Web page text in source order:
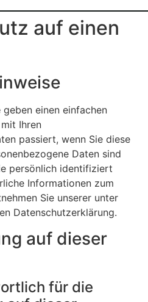
auf einen
einen einfachen
Ihren
passiert, wenn Sie diese
Daten sind
persönlich identifiziert
Informationen zum
Sie unserer unter
Datenschutzerklärung.
auf dieser
für die